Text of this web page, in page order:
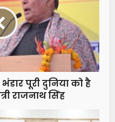
पूरी दुनिया को है
राजनाथ सिंह